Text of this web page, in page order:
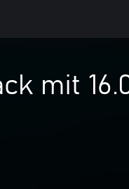
mit